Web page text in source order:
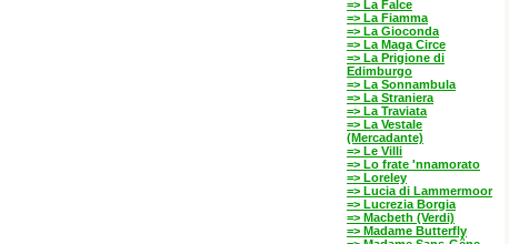
=> La Falce
=> La Fiamma
=> La Gioconda
=> La Maga Circe
=> La Prigione di
Edimburgo
=> La Sonnambula
=> La Straniera
=> La Traviata
=> La Vestale
(Mercadante)
=> Le Villi
=> Lo frate 'nnamorato
=> Loreley
=> Lucia di Lammermoor
=> Lucrezia Borgia
=> Macbeth (Verdi)
=> Madame Butterfly